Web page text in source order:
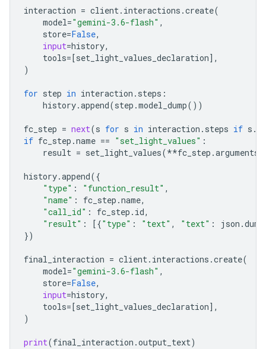
interaction = client. interactions .create(
model="gemini-3.6-flash" ,
store=False,
input=history,
tools= [set_light_values_declaration],
)
for step in interaction . steps :
history.append(step .model_dump())
fc_step = next(s for s in interaction . steps if s .
if fc_step .name == "set_light_values" :
result = set_light_values(**fc_step .arguments
history.append({
"type" : "function_result" ,
"name" : fc_step .name,
"call_id" : fc_step . id,
"result" : [{"type" : "text" , "text" : json .
})
final_interaction = client. interactions .create(
model="gemini-3.6-flash" ,
store=False,
input=history,
tools= [set_light_values_declaration],
)
print(final_interaction .output_text)